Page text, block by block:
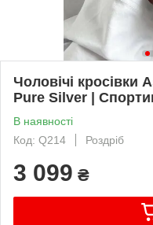
Чоловічі кросівки
Pure Silver |
В наявності
Код: Q214
Роздріб
3 099 ₴